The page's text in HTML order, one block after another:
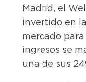
Madrid, el
invertido en
mercado
ingresos se
una de sus